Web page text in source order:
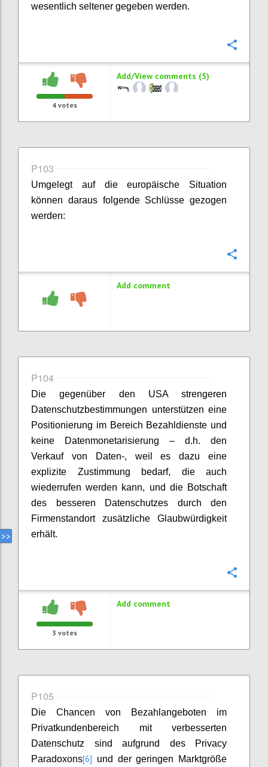
wesentlich seltener gegeben werden.
4 votes
Add/View comments (5)
P103
Umgelegt auf die europäische Situation
können daraus folgende Schlüsse gezogen
werden:
Add comment
P104
Die gegenüber den USA strengeren
Datenschutzbestimmungen unterstützen eine
Positionierung im Bereich Bezahldienste und
keine Datenmonetarisierung – d.h. den
Verkauf von Daten-, weil es dazu eine
explizite Zustimmung bedarf, die auch
wiederrufen werden kann, und die Botschaft
des besseren Datenschutzes durch den
Firmenstandort zusätzliche Glaubwürdigkeit
erhält.
3 votes
Add comment
P105
Die Chancen von Bezahlangeboten im
Privatkundenbereich mit verbesserten
Datenschutz sind aufgrund des Privacy
Paradoxons[6] und der geringen Marktgröße